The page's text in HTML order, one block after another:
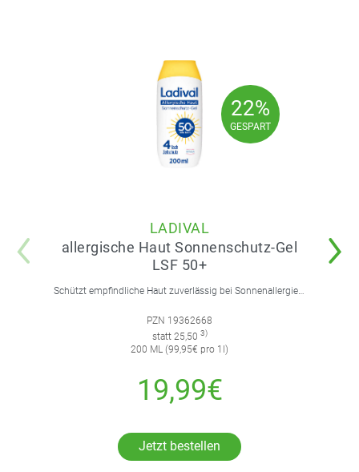
22%
GESPART
22%
GESPART
LADIVAL
allergische Haut Sonnenschutz-Gel
LSF 50+
Schützt empfindliche Haut zuverlässig bei Sonnenallergie und Mallorca-Akne. Mit 4-fach Zellschutz und einer leichten, nicht fettenden Gel-Formel.
PZN 19362668
statt 25,50 3)
200 ML (99,95€ pro 1l)
19,99€
Jetzt bestellen